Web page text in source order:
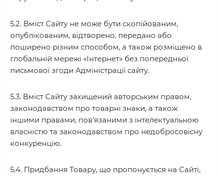
5.2. Вміст Сайту не може бути скопійованим,
опублікованим, відтворено, передано або
поширено різним способом, а також розміщено в
глобальній мережі «Інтернет» без попередньої
письмової згоди Адміністрації сайту.
5.3. Вміст Сайту захищений авторським правом,
законодавством про товарні знаки, а також
іншими правами, пов’язаними з інтелектуальною
власністю та законодавством про недобросовісну
конкуренцію.
5.4. Придбання Товару, що пропонується на Сайті,